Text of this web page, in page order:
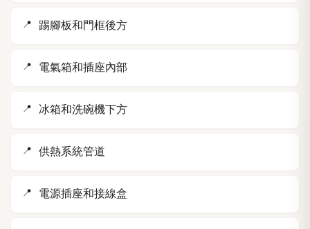
踢腳板和門框後方
電氣箱和插座內部
冰箱和洗碗機下方
供熱系統管道
電源插座和接線盒